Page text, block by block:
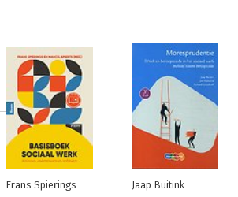
Frans Spierings Jaap Buitink